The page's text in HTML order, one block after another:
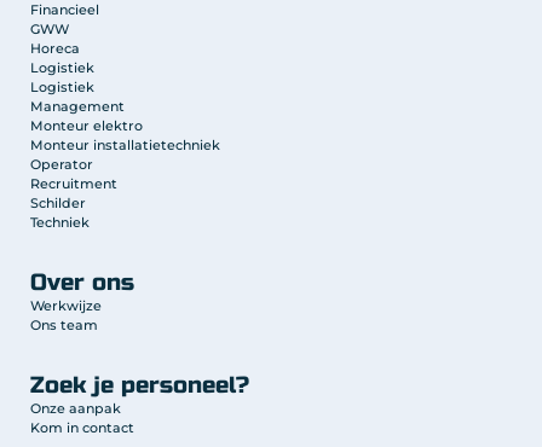
Financieel
GWW
Horeca
Logistiek
Logistiek
Management
Monteur elektro
Monteur installatietechniek
Operator
Recruitment
Schilder
Techniek
Over ons
Werkwijze
Ons team
Zoek je personeel?
Onze aanpak
Kom in contact